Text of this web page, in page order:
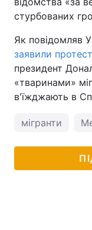
стурбованих
Як повідомляв
заявили
президент
«тваринами»
в'їжджають в
мігранти